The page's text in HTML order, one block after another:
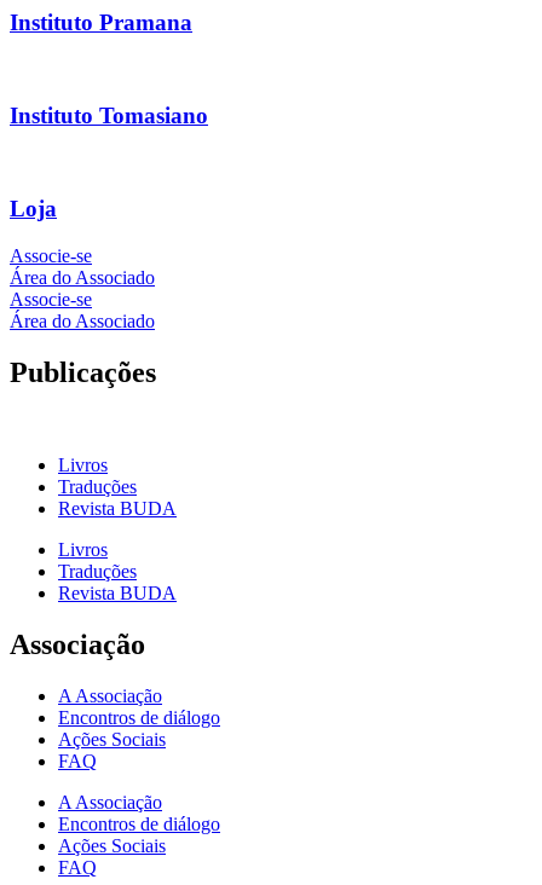
Instituto Pramana
Instituto Tomasiano
Loja
Associe-se
Área do Associado
Associe-se
Área do Associado
Publicações
Livros
Traduções
Revista BUDA
Livros
Traduções
Revista BUDA
Associação
A Associação
Encontros de diálogo
Ações Sociais
FAQ
A Associação
Encontros de diálogo
Ações Sociais
FAQ